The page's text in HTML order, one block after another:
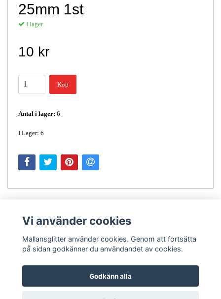
25mm 1st
I lager.
10 kr
Köp
Antal i lager: 6
I Lager: 6
Vi använder cookies
Mallansglitter använder cookies. Genom att fortsätta
på sidan godkänner du användandet av cookies.
Godkänn alla